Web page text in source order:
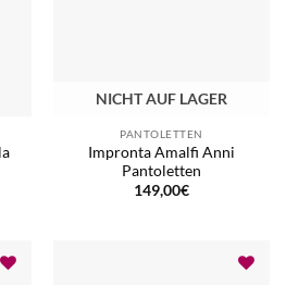
NICHT AUF LAGER
PANTOLETTEN
Impronta Amalfi Anni
Pantoletten
149,00€